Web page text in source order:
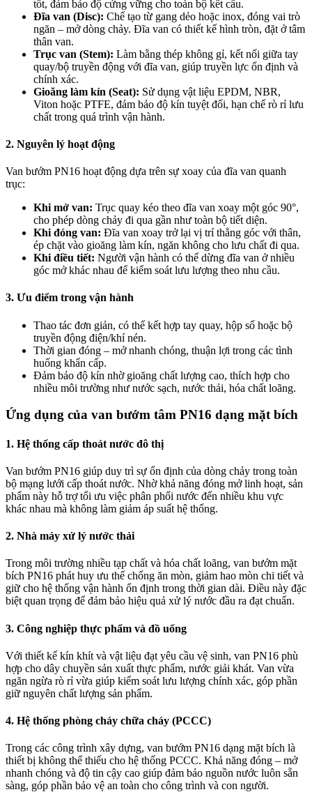
tốt, đảm bảo độ cứng vững cho toàn bộ kết cấu.
Đĩa van (Disc): Chế tạo từ gang dẻo hoặc inox, đóng vai trò
ngăn – mở dòng chảy. Đĩa van có thiết kế hình tròn, đặt ở tâm
thân van.
Trục van (Stem): Làm bằng thép không gỉ, kết nối giữa tay
quay/bộ truyền động với đĩa van, giúp truyền lực ổn định và
chính xác.
Gioăng làm kín (Seat): Sử dụng vật liệu EPDM, NBR,
Viton hoặc PTFE, đảm bảo độ kín tuyệt đối, hạn chế rò rỉ lưu
chất trong quá trình vận hành.
2. Nguyên lý hoạt động
Van bướm PN16 hoạt động dựa trên sự xoay của đĩa van quanh
trục:
Khi mở van: Trục quay kéo theo đĩa van xoay một góc 90°,
cho phép dòng chảy đi qua gần như toàn bộ tiết diện.
Khi đóng van: Đĩa van xoay trở lại vị trí thẳng góc với thân,
ép chặt vào gioăng làm kín, ngăn không cho lưu chất đi qua.
Khi điều tiết: Người vận hành có thể dừng đĩa van ở nhiều
góc mở khác nhau để kiểm soát lưu lượng theo nhu cầu.
3. Ưu điểm trong vận hành
Thao tác đơn giản, có thể kết hợp tay quay, hộp số hoặc bộ
truyền động điện/khí nén.
Thời gian đóng – mở nhanh chóng, thuận lợi trong các tình
huống khẩn cấp.
Đảm bảo độ kín nhờ gioăng chất lượng cao, thích hợp cho
nhiều môi trường như nước sạch, nước thải, hóa chất loãng.
Ứng dụng của van bướm tâm PN16 dạng mặt bích
1. Hệ thống cấp thoát nước đô thị
Van bướm PN16 giúp duy trì sự ổn định của dòng chảy trong toàn
bộ mạng lưới cấp thoát nước. Nhờ khả năng đóng mở linh hoạt, sản
phẩm này hỗ trợ tối ưu việc phân phối nước đến nhiều khu vực
khác nhau mà không làm giảm áp suất hệ thống.
2. Nhà máy xử lý nước thải
Trong môi trường nhiều tạp chất và hóa chất loãng, van bướm mặt
bích PN16 phát huy ưu thế chống ăn mòn, giảm hao mòn chi tiết và
giữ cho hệ thống vận hành ổn định trong thời gian dài. Điều này đặc
biệt quan trọng để đảm bảo hiệu quả xử lý nước đầu ra đạt chuẩn.
3. Công nghiệp thực phẩm và đồ uống
Với thiết kế kín khít và vật liệu đạt yêu cầu vệ sinh, van PN16 phù
hợp cho dây chuyền sản xuất thực phẩm, nước giải khát. Van vừa
ngăn ngừa rò rỉ vừa giúp kiểm soát lưu lượng chính xác, góp phần
giữ nguyên chất lượng sản phẩm.
4. Hệ thống phòng cháy chữa cháy (PCCC)
Trong các công trình xây dựng, van bướm PN16 dạng mặt bích là
thiết bị không thể thiếu cho hệ thống PCCC. Khả năng đóng – mở
nhanh chóng và độ tin cậy cao giúp đảm bảo nguồn nước luôn sẵn
sàng, góp phần bảo vệ an toàn cho công trình và con người.